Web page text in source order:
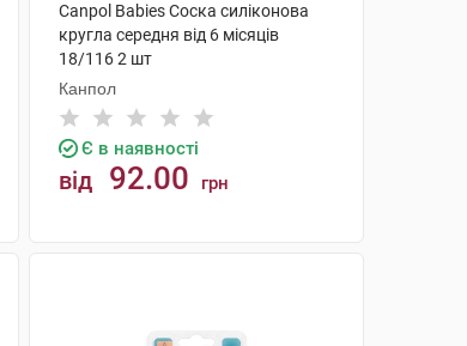
Canpol Babies Соска силіконова
кругла середня від 6 місяців
18/116 2 шт
Канпол
Є в наявності
від 92.00 грн